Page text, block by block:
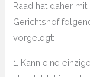
Raad hat daher
Gerichtshof
vorgelegt:
1. Kann eine